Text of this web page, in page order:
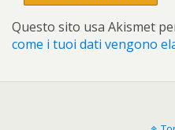
Questo sito usa Akismet
come i tuoi dati vengono